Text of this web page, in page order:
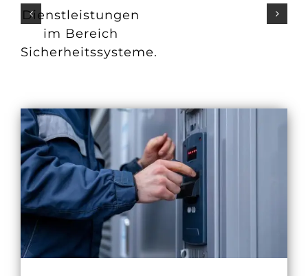
Dienstleistungen
im Bereich
Sicherheitssysteme.